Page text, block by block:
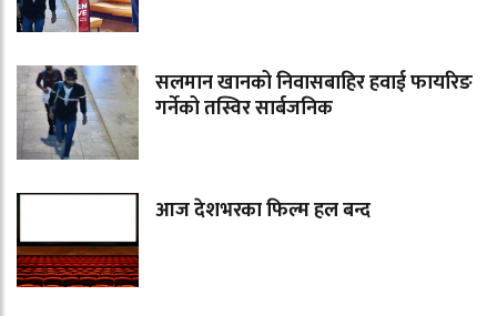
सलमान खानको निवासबाहिर हवाई फायरिङ
गर्नेको तस्विर सार्बजनिक
आज देशभरका फिल्म हल बन्द